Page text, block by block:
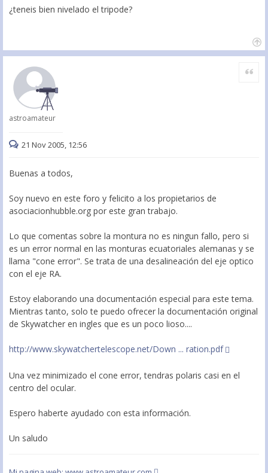
¿teneis bien nivelado el tripode?
astroamateur
Citar
21 Nov 2005, 12:56
Buenas a todos,
Soy nuevo en este foro y felicito a los propietarios de
asociacionhubble.org por este gran trabajo.
Lo que comentas sobre la montura no es ningun fallo, pero si
es un error normal en las monturas ecuatoriales alemanas y se
llama "cone error". Se trata de una desalineación del eje optico
con el eje RA.
Estoy elaborando una documentación especial para este tema.
Mientras tanto, solo te puedo ofrecer la documentación original
de Skywatcher en ingles que es un poco lioso....
http://www.skywatchertelescope.net/Down ... ration.pdf
Una vez minimizado el cone error, tendras polaris casi en el
centro del ocular.
Espero haberte ayudado con esta información.
Un saludo